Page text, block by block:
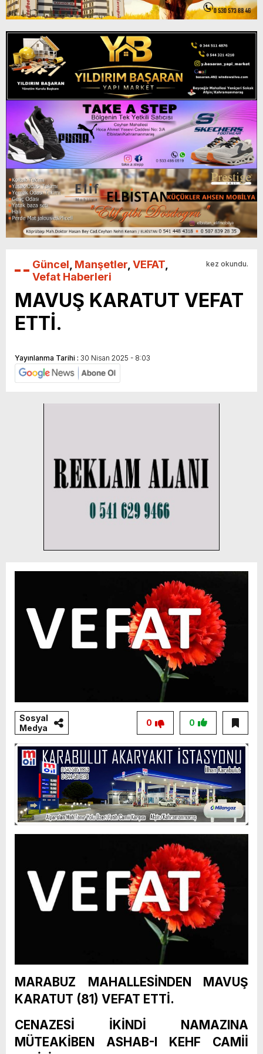
Güncel Manşetler VEFAT
Vefat Haberleri
kez okundu.
MAVUŞ KARATUT VEFAT
ETTİ.
Yayınlanma Tarihi : 30 Nisan 2025 - 8:03
Sosyal
Medya
0
0
MARABUZ MAHALLESİNDEN MAVUŞ
KARATUT (81) VEFAT ETTİ.
CENAZESİ İKİNDİ NAMAZINA
MÜTEAKİBEN ASHAB-I KEHF CAMİİ